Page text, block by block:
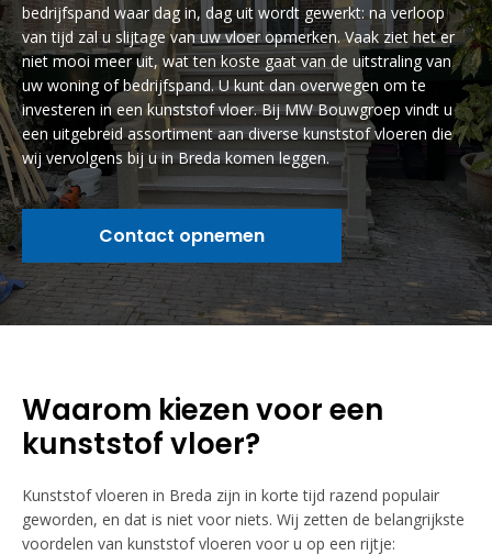
bedrijfspand waar dag in, dag uit wordt gewerkt: na verloop
van tijd zal u slijtage van uw vloer opmerken. Vaak ziet het er
niet mooi meer uit, wat ten koste gaat van de uitstraling van
uw woning of bedrijfspand. U kunt dan overwegen om te
investeren in een kunststof vloer. Bij MW Bouwgroep vindt u
een uitgebreid assortiment aan diverse kunststof vloeren die
wij vervolgens bij u in Breda komen leggen.
Contact opnemen
Waarom kiezen voor een
kunststof vloer?
Kunststof vloeren in Breda zijn in korte tijd razend populair
geworden, en dat is niet voor niets. Wij zetten de belangrijkste
voordelen van kunststof vloeren voor u op een rijtje: